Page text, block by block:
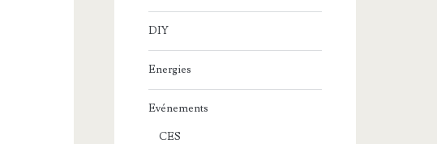
DIY
Energies
Evénements
CES